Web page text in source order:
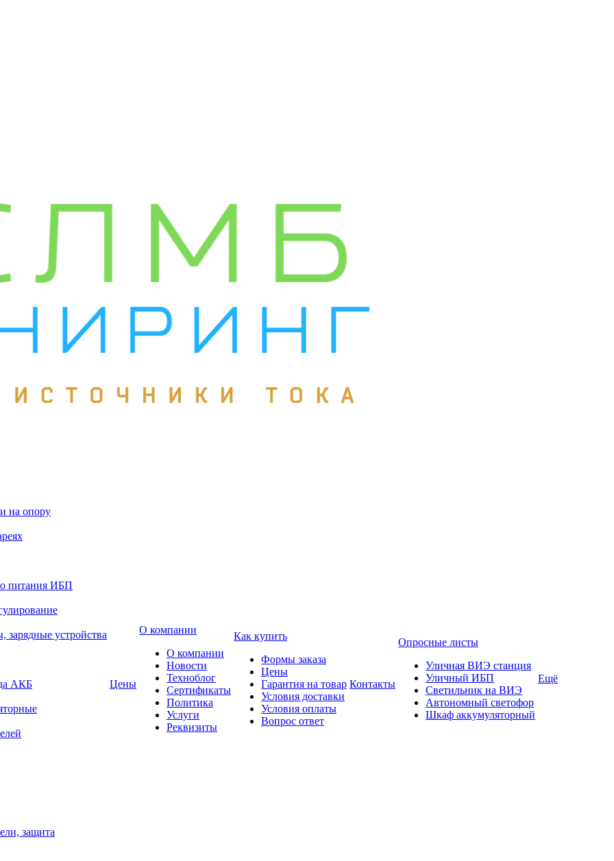
на опору
питания ИБП
зарядные устройства
АКБ
защита
Цены
О компании
О компании
Новости
Техноблог
Сертификаты
Политика
Услуги
Реквизиты
Как купить
Формы заказа
Цены
Гарантия на товар
Условия доставки
Условия оплаты
Вопрос ответ
Контакты
Опросные листы
Уличная ВИЭ станция
Уличный ИБП
Светильник на ВИЭ
Автономный светофор
Шкаф аккумуляторный
Ещё